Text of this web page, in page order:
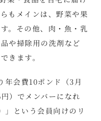
もメインは、野菜や果
。その他、肉・魚・乳
や掃除用の洗剤など
きます。
会費10ポンド（3月
）でメンバーになれ
という会員向けのリ